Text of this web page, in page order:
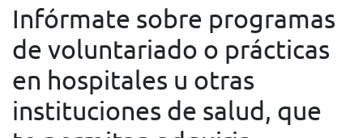
Infórmate sobre programas
de voluntariado o prácticas
en hospitales u otras
instituciones de salud, que